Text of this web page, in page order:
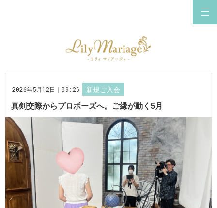
2026年5月12日｜09:26 新規ご入会
真剣交際からプロポーズへ。ご縁が動く5月